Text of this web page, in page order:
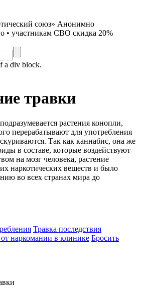
союз» Анонимно
• участникам СВО скидка 20%
a div block.
травки
растения конопли,
перерабатывают для употребления
Так как каннабис, она же
в составе, которые воздействуют
на мозг человека, растение
наркотических веществ и было
во всех странах мира до
Травка последствия
наркомании в клинике Бросить